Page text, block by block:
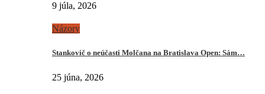
9 júla, 2026
Názory
Stankovič o neúčasti Molčana na Bratislava Open: Sám…
25 júna, 2026